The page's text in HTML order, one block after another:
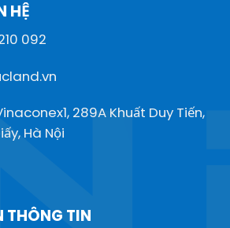
HỆ
092
289A Khuất Duy Tiến,
Hà Nội
THÔNG TIN